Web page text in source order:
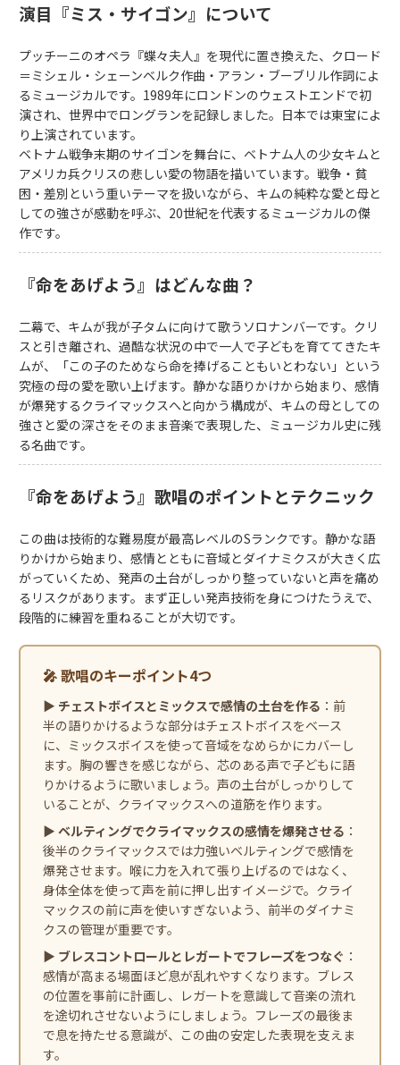
演目『ミス・サイゴン』について
プッチーニのオペラ『蝶々夫人』を現代に置き換えた、クロード
＝ミシェル・シェーンベルク作曲・アラン・ブーブリル作詞によ
るミュージカルです。1989年にロンドンのウェストエンドで初
演され、世界中でロングランを記録しました。日本では東宝によ
り上演されています。
ベトナム戦争末期のサイゴンを舞台に、ベトナム人の少女キムと
アメリカ兵クリスの悲しい愛の物語を描いています。戦争・貧
困・差別という重いテーマを扱いながら、キムの純粋な愛と母と
しての強さが感動を呼ぶ、20世紀を代表するミュージカルの傑
作です。
『命をあげよう』はどんな曲？
二幕で、キムが我が子タムに向けて歌うソロナンバーです。クリ
スと引き離され、過酷な状況の中で一人で子どもを育ててきたキ
ムが、「この子のためなら命を捧げることもいとわない」という
究極の母の愛を歌い上げます。静かな語りかけから始まり、感情
が爆発するクライマックスへと向かう構成が、キムの母としての
強さと愛の深さをそのまま音楽で表現した、ミュージカル史に残
る名曲です。
『命をあげよう』歌唱のポイントとテクニック
この曲は技術的な難易度が最高レベルのSランクです。静かな語
りかけから始まり、感情とともに音域とダイナミクスが大きく広
がっていくため、発声の土台がしっかり整っていないと声を痛め
るリスクがあります。まず正しい発声技術を身につけたうえで、
段階的に練習を重ねることが大切です。
🎤 歌唱のキーポイント4つ
▶ チェストボイスとミックスで感情の土台を作る ：前
半の語りかけるような部分はチェストボイスをベース
に、ミックスボイスを使って音域をなめらかにカバーし
ます。胸の響きを感じながら、芯のある声で子どもに語
りかけるように歌いましょう。声の土台がしっかりして
いることが、クライマックスへの道筋を作ります。
▶ ベルティングでクライマックスの感情を爆発させる ：
後半のクライマックスでは力強いベルティングで感情を
爆発させます。喉に力を入れて張り上げるのではなく、
身体全体を使って声を前に押し出すイメージで。クライ
マックスの前に声を使いすぎないよう、前半のダイナミ
クスの管理が重要です。
▶ ブレスコントロールとレガートでフレーズをつなぐ ：
感情が高まる場面ほど息が乱れやすくなります。ブレス
の位置を事前に計画し、レガートを意識して音楽の流れ
を途切れさせないようにしましょう。フレーズの最後ま
で息を持たせる意識が、この曲の安定した表現を支えま
す。